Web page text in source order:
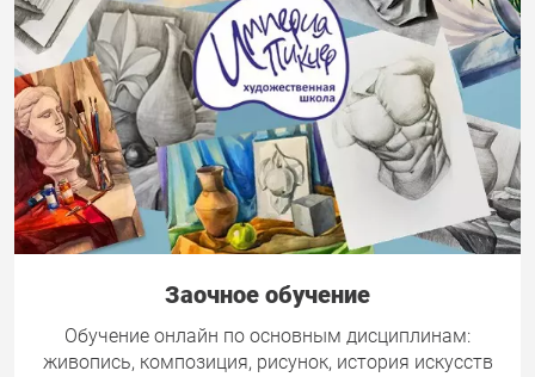
Заочное обучение
Обучение онлайн по основным дисциплинам:
живопись, композиция, рисунок, история искусств